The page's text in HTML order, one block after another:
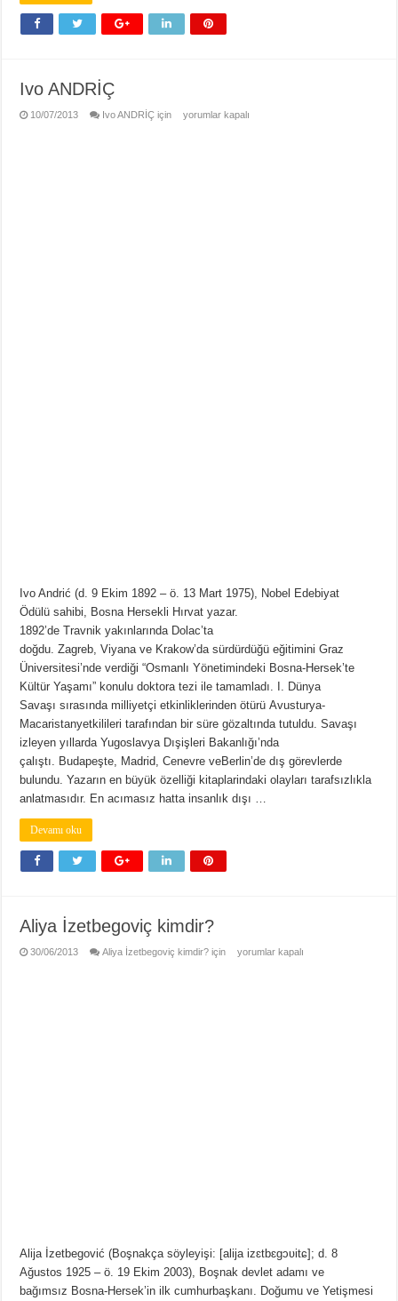
Ivo ANDRİÇ
10/07/2013 Ivo ANDRİÇ için yorumlar kapalı
Ivo Andrić (d. 9 Ekim 1892 – ö. 13 Mart 1975), Nobel Edebiyat
Ödülü sahibi, Bosna Hersekli Hırvat yazar.
1892’de Travnik yakınlarında Dolac’ta
doğdu. Zagreb, Viyana ve Krakow’da sürdürdüğü eğitimini Graz
Üniversitesi’nde verdiği “Osmanlı Yönetimindeki Bosna-Hersek’te
Kültür Yaşamı” konulu doktora tezi ile tamamladı. I. Dünya
Savaşı sırasında milliyetçi etkinliklerinden ötürü Avusturya-
Macaristanyetkilileri tarafından bir süre gözaltında tutuldu. Savaşı
izleyen yıllarda Yugoslavya Dışişleri Bakanlığı’nda
çalıştı. Budapeşte, Madrid, Cenevre veBerlin’de dış görevlerde
bulundu. Yazarın en büyük özelliği kitaplarindaki olayları tarafsızlıkla
anlatmasıdır. En acımasız hatta insanlık dışı …
Devamı oku
Aliya İzetbegoviç kimdir?
30/06/2013 Aliya İzetbegoviç kimdir? için yorumlar kapalı
Alija İzetbegović (Boşnakça söyleyişi: [alija izɛtbɛɡɔʋitɕ]; d. 8
Ağustos 1925 – ö. 19 Ekim 2003), Boşnak devlet adamı ve
bağımsız Bosna-Hersek’in ilk cumhurbaşkanı. Doğumu ve Yetişmesi